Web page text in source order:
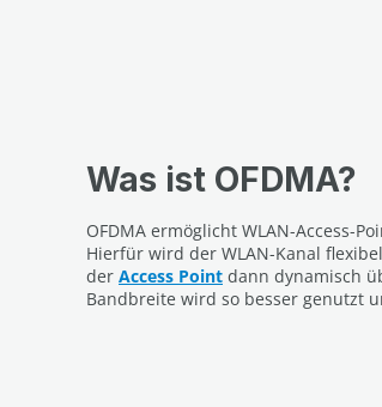
Was ist OFDMA?
OFDMA ermöglicht WLAN-Access-
Hierfür wird der WLAN-Kanal
der Access Point dann dynamisch
Bandbreite wird so besser genutzt